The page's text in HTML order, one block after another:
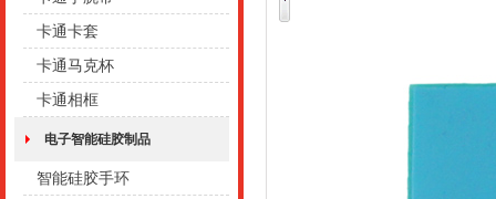
卡通卡套
卡通马克杯
卡通相框
电子智能硅胶制品
智能硅胶手环